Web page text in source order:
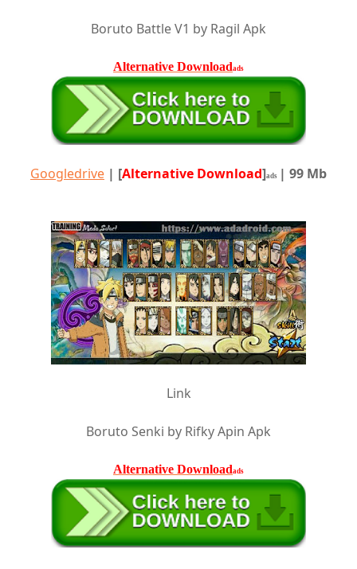
Boruto Battle V1 by Ragil Apk
Alternative Downloadads
Googledrive | [Alternative Download]ads | 99 Mb
Link
Boruto Senki by Rifky Apin Apk
Alternative Downloadads